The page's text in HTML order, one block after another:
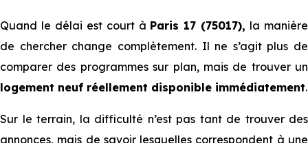
Quand le délai est court à Paris 17 (75017), la manière
de chercher change complètement. Il ne s’agit plus de
comparer des programmes sur plan, mais de trouver un
logement neuf réellement disponible immédiatement.
Sur le terrain, la difficulté n’est pas tant de trouver des
annonces, mais de savoir lesquelles correspondent à une